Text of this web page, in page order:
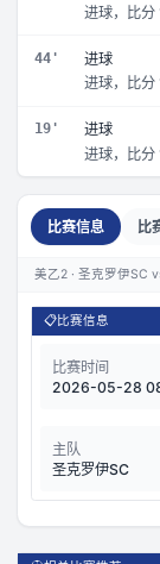
进球，比分
44'
进球
进球，比分
19'
进球
进球，比分
比赛信息 比
美乙2 · 圣克罗伊SC
📋比赛信息
比赛时间
2026-05-28
主队
圣克罗伊SC